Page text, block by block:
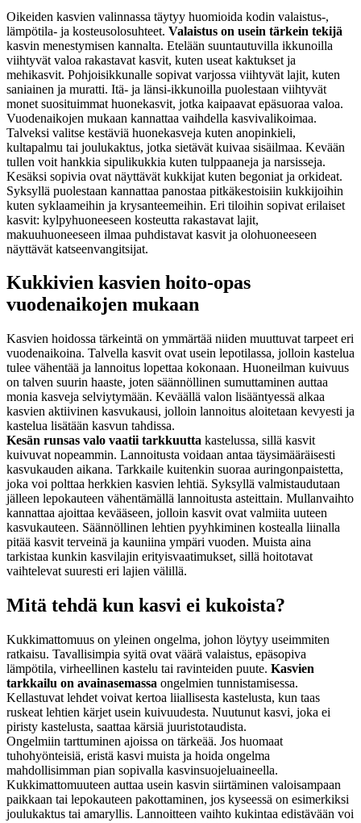
Oikeiden kasvien valinnassa täytyy huomioida kodin valaistus-,
lämpötila- ja kosteusolosuhteet. Valaistus on usein tärkein tekijä
kasvin menestymisen kannalta. Etelään suuntautuvilla ikkunoilla
viihtyvät valoa rakastavat kasvit, kuten useat kaktukset ja
mehikasvit. Pohjoisikkunalle sopivat varjossa viihtyvät lajit, kuten
saniainen ja muratti. Itä- ja länsi-ikkunoilla puolestaan viihtyvät
monet suosituimmat huonekasvit, jotka kaipaavat epäsuoraa valoa.
Vuodenaikojen mukaan kannattaa vaihdella kasvivalikoimaa.
Talveksi valitse kestäviä huonekasveja kuten anopinkieli,
kultapalmu tai joulukaktus, jotka sietävät kuivaa sisäilmaa. Kevään
tullen voit hankkia sipulikukkia kuten tulppaaneja ja narsisseja.
Kesäksi sopivia ovat näyttävät kukkijat kuten begoniat ja orkideat.
Syksyllä puolestaan kannattaa panostaa pitkäkestoisiin kukkijoihin
kuten syklaameihin ja krysanteemeihin. Eri tiloihin sopivat erilaiset
kasvit: kylpyhuoneeseen kosteutta rakastavat lajit,
makuuhuoneeseen ilmaa puhdistavat kasvit ja olohuoneeseen
näyttävät katseenvangitsijat.
Kukkivien kasvien hoito-opas
vuodenaikojen mukaan
Kasvien hoidossa tärkeintä on ymmärtää niiden muuttuvat tarpeet eri
vuodenaikoina. Talvella kasvit ovat usein lepotilassa, jolloin kastelua
tulee vähentää ja lannoitus lopettaa kokonaan. Huoneilman kuivuus
on talven suurin haaste, joten säännöllinen sumuttaminen auttaa
monia kasveja selviytymään. Keväällä valon lisääntyessä alkaa
kasvien aktiivinen kasvukausi, jolloin lannoitus aloitetaan kevyesti ja
kastelua lisätään kasvun tahdissa.
Kesän runsas valo vaatii tarkkuutta kastelussa, sillä kasvit
kuivuvat nopeammin. Lannoitusta voidaan antaa täysimääräisesti
kasvukauden aikana. Tarkkaile kuitenkin suoraa auringonpaistetta,
joka voi polttaa herkkien kasvien lehtiä. Syksyllä valmistaudutaan
jälleen lepokauteen vähentämällä lannoitusta asteittain. Mullanvaihto
kannattaa ajoittaa kevääseen, jolloin kasvit ovat valmiita uuteen
kasvukauteen. Säännöllinen lehtien pyyhkiminen kostealla liinalla
pitää kasvit terveinä ja kauniina ympäri vuoden. Muista aina
tarkistaa kunkin kasvilajin erityisvaatimukset, sillä hoitotavat
vaihtelevat suuresti eri lajien välillä.
Mitä tehdä kun kasvi ei kukoista?
Kukkimattomuus on yleinen ongelma, johon löytyy useimmiten
ratkaisu. Tavallisimpia syitä ovat väärä valaistus, epäsopiva
lämpötila, virheellinen kastelu tai ravinteiden puute. Kasvien
tarkkailu on avainasemassa ongelmien tunnistamisessa.
Kellastuvat lehdet voivat kertoa liiallisesta kastelusta, kun taas
ruskeat lehtien kärjet usein kuivuudesta. Nuutunut kasvi, joka ei
piristy kastelusta, saattaa kärsiä juuristotaudista.
Ongelmiin tarttuminen ajoissa on tärkeää. Jos huomaat
tuhohyönteisiä, eristä kasvi muista ja hoida ongelma
mahdollisimman pian sopivalla kasvinsuojeluaineella.
Kukkimattomuuteen auttaa usein kasvin siirtäminen valoisampaan
paikkaan tai lepokauteen pakottaminen, jos kyseessä on esimerkiksi
joulukaktus tai amaryllis. Lannoitteen vaihto kukintaa edistävään voi